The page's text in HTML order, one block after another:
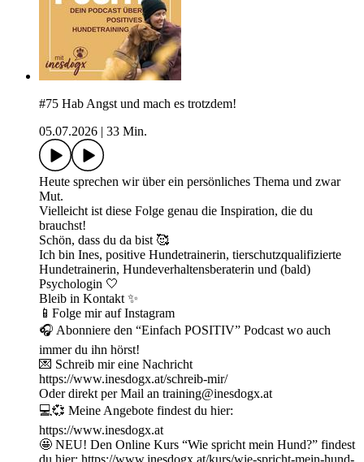
#75 Hab Angst und mach es trotzdem!
05.07.2026
33 Min.
Heute sprechen wir über ein persönliches Thema und zwar
Mut.
Vielleicht ist diese Folge genau die Inspiration, die du
brauchst!
Schön, dass du da bist 🥰
Ich bin Ines, positive Hundetrainerin, tierschutzqualifizierte
Hundetrainerin, Hundeverhaltensberaterin und (bald)
Psychologin 🤍
Bleib in Kontakt ✨
📱Folge mir auf ⁠Instagram⁠
🎧 Abonniere den “Einfach POSITIV” Podcast wo auch
immer du ihn hörst!
💌 Schreib mir eine Nachricht
https://www.inesdogx.at/schreib-mir/
Oder direkt per Mail an training@inesdogx.at⁠
💻💞 Meine Angebote findest du hier:
https://www.inesdogx.at
🤩 NEU! Den Online Kurs “Wie spricht mein Hund?” findest